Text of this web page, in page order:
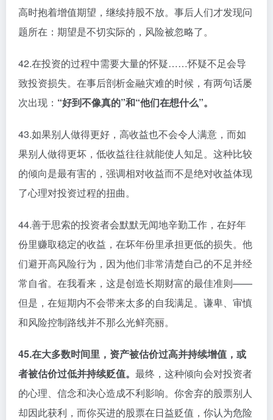
高时抱着增值期望，继续持股不放。事后人们才发现问
题所在：期望是不切实际的，风险被忽略了。
42.在投资的过程中需要大量的怀疑……怀疑不足会导
致投资损失。在事后剖析金融灾难的时候，有两句话屡
次出现： “好到不像真的”和“他们在想什么”。
43.如果别人做得更好，高收益也不会令人满意，而如
果别人做得更坏，低收益往往就能使人知足。这种比较
的倾向是最有害的，强调相对收益而不是绝对收益体现
了心理对投资过程的扭曲。
44.善于思索的投资者会默默无闻地辛勤工作，在好年
份里赚取稳定的收益，在坏年份里承担更低的损失。他
们避开高风险行为，因为他们非常清楚自己的不足并经
常自省。在我看来，这是创造长期财富的最佳准则——
但是，在短期内不会带来太多的自我满足。谦卑、审慎
和风险控制路线并不那么光鲜亮丽。
45.在大多数时间里，资产被估价过高并持续增值，或
者被估价过低并持续贬值。 最终，这种倾向会对投资者
的心理、信念和决心造成不利影响。你舍弃的股票别人
却因此获利，而你买进的股票在日益贬值，你认为危险